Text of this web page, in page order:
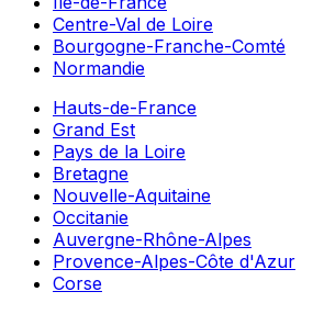
Centre-Val de Loire
Bourgogne-Franche-Comté
Normandie
Hauts-de-France
Grand Est
Pays de la Loire
Bretagne
Nouvelle-Aquitaine
Occitanie
Auvergne-Rhône-Alpes
Provence-Alpes-Côte d'Azur
Corse